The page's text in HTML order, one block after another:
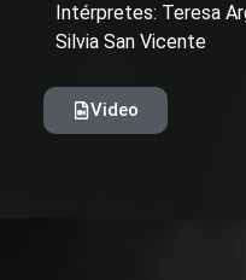
Intérpretes: Teresa
Silvia San Vicente
Video